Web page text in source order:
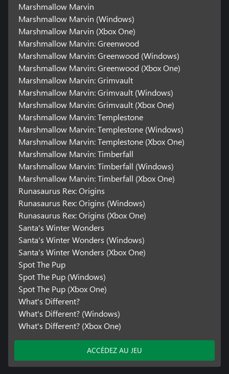
Marshmallow Marvin
Marshmallow Marvin (Windows)
Marshmallow Marvin (Xbox One)
Marshmallow Marvin: Greenwood
Marshmallow Marvin: Greenwood (Windows)
Marshmallow Marvin: Greenwood (Xbox One)
Marshmallow Marvin: Grimvault
Marshmallow Marvin: Grimvault (Windows)
Marshmallow Marvin: Grimvault (Xbox One)
Marshmallow Marvin: Templestone
Marshmallow Marvin: Templestone (Windows)
Marshmallow Marvin: Templestone (Xbox One)
Marshmallow Marvin: Timberfall
Marshmallow Marvin: Timberfall (Windows)
Marshmallow Marvin: Timberfall (Xbox One)
Runasaurus Rex: Origins
Runasaurus Rex: Origins (Windows)
Runasaurus Rex: Origins (Xbox One)
Santa's Winter Wonders
Santa's Winter Wonders (Windows)
Santa's Winter Wonders (Xbox One)
Spot The Pup
Spot The Pup (Windows)
Spot The Pup (Xbox One)
What's Different?
What's Different? (Windows)
What's Different? (Xbox One)
ACCÉDEZ AU JEU